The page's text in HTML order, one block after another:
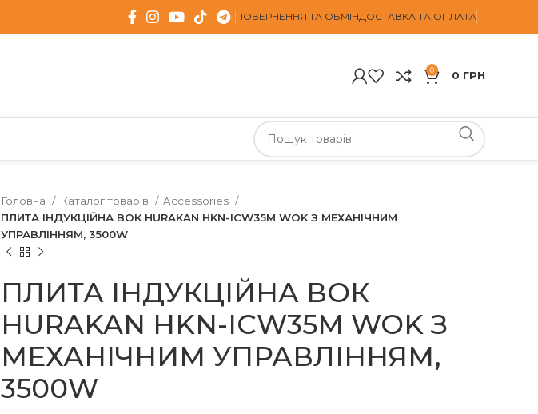
ПОВЕРНЕННЯ ТА ОБМІНДОСТАВКА ТА ОПЛАТА
0 0 ГРН
Головна Каталог товарів
Accessories
ПЛИТА ІНДУКЦІЙНА ВОК HURAKAN HKN-ICW35M WOK З МЕХАНІЧНИМ
УПРАВЛІННЯМ, 3500W
ПЛИТА ІНДУКЦІЙНА ВОК
HURAKAN HKN-ICW35M WOK З
МЕХАНІЧНИМ УПРАВЛІННЯМ,
3500W